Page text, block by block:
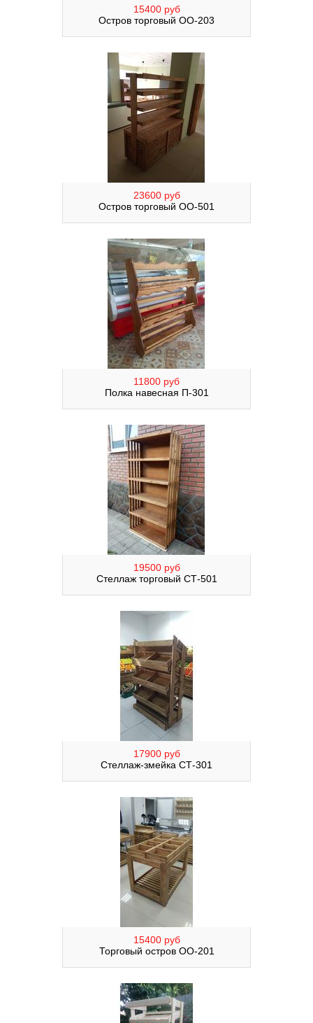
15400 руб
Остров торговый ОО-203
23600 руб
Остров торговый ОО-501
11800 руб
Полка навесная П-301
19500 руб
Стеллаж торговый СТ-501
17900 руб
Стеллаж-змейка СТ-301
15400 руб
Торговый остров ОО-201